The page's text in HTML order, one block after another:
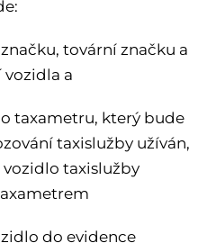
tovární značku a
a
taxametru, který bude
taxislužby užíván,
taxislužby
do evidence